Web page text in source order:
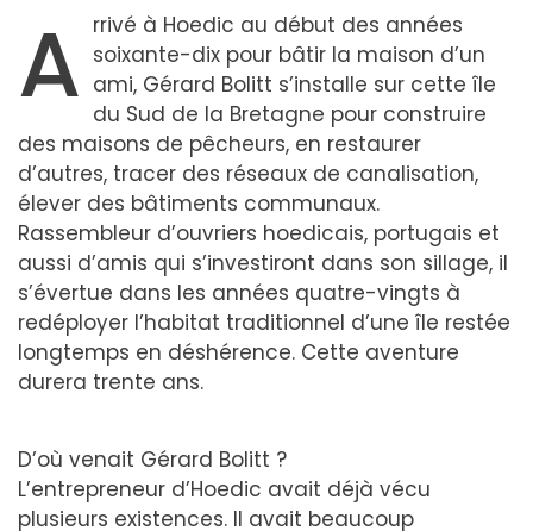
A rrivé à Hoedic au début des années
soixante-dix pour bâtir la maison d’un
ami, Gérard Bolitt s’installe sur cette île
du Sud de la Bretagne pour construire
des maisons de pêcheurs, en restaurer
d’autres, tracer des réseaux de canalisation,
élever des bâtiments communaux.
Rassembleur d’ouvriers hoedicais, portugais et
aussi d’amis qui s’investiront dans son sillage, il
s’évertue dans les années quatre-vingts à
redéployer l’habitat traditionnel d’une île restée
longtemps en déshérence. Cette aventure
durera trente ans.
D’où venait Gérard Bolitt ?
L’entrepreneur d’Hoedic avait déjà vécu
plusieurs existences. Il avait beaucoup